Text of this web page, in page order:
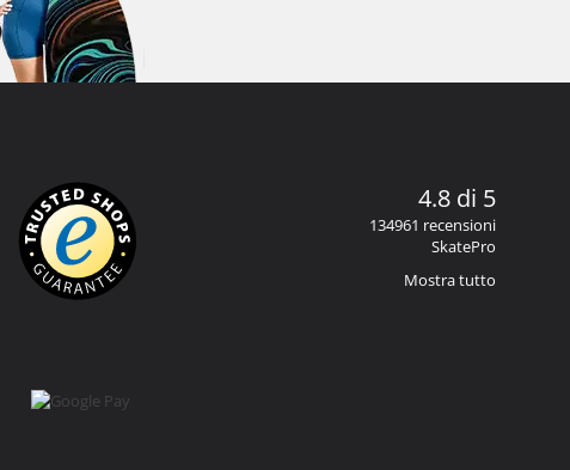
4.8 di 5
134961 recensioni
SkatePro
Mostra tutto